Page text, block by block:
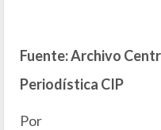
Fuente: Archivo
Periodística CIP
Por